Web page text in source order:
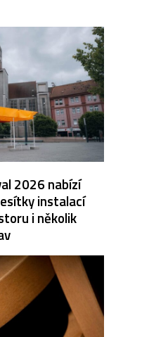
2026 nabízí
instalací
i několik